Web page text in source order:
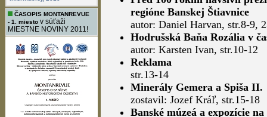
ČASOPIS MONTANREVUE
- 1. miesto v súťaži
MIESTNE NOVINY 2011!
regióne Banskej Štiavnice
autor: Daniel Harvan, str.8-9,
Hodrušská Baňa Rozália v
autor: Karsten Ivan, str.10-12
Reklama
str.13-14
Minerály Gemera a Spiša II.
zostavil: Jozef Kráľ, str.15-18
Banské múzeá a expozície